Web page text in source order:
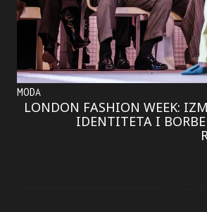
MODA
LONDON FASHION WEEK:
IDENTITETA I